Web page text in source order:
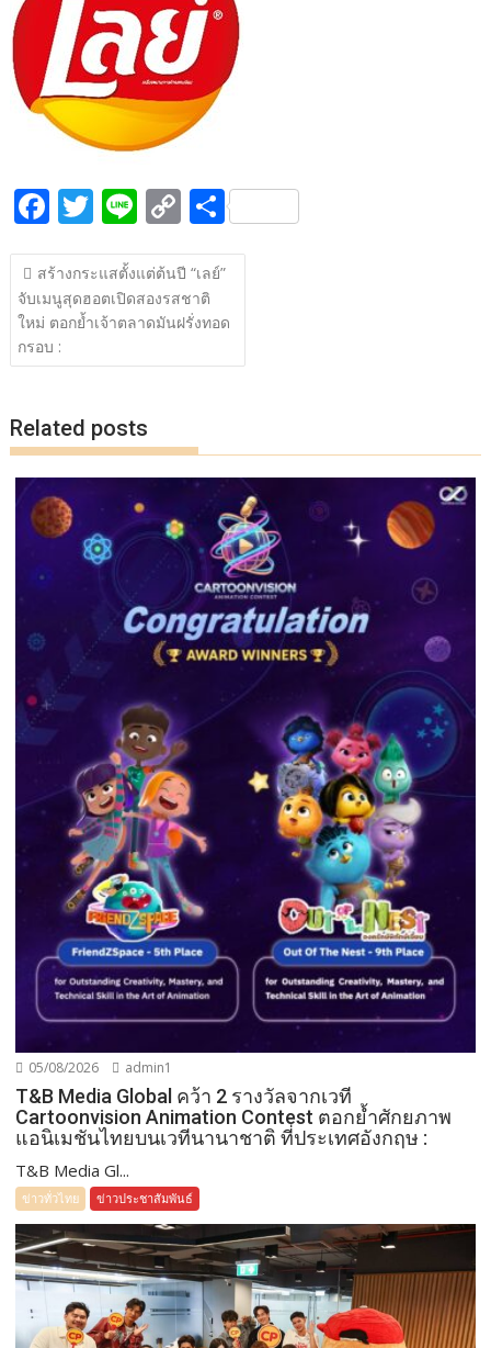
o
o
k
Li
n
k
F
ac
e
b
o
o
k
T
w
itt
er
Li
n
e
C
o
p
y
n
S
h
ar
e
แนะแนว
เรื่อง
สร้างกระแสตั้งแต่ต้นปี “เลย์”
จับเมนูสุดฮอตเปิดสองรสชาติ
ใหม่ ตอกย้ำเจ้าตลาดมันฝรั่งทอด
กรอบ :
Related posts
05/08/2026 admin1
T&B Media Global คว้า 2 รางวัลจากเวที
Cartoonvision Animation Contest ตอกย้ำศักยภาพ
แอนิเมชันไทยบนเวทีนานาชาติ ที่ประเทศอังกฤษ :
T&B Media Gl...
ข่าวทั่วไทย ข่าวประชาสัมพันธ์